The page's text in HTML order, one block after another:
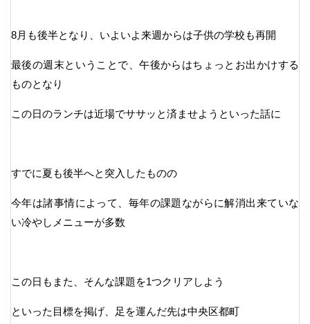
8月も後半となり、いよいよ来週からは子供の学校も再開
最後の週末ということで、午後からはちょっとお出かけする
ものとなり
この日のランチは近場でササッと済ませようといった話に
すでに夏も後半へと突入したものの
今年は諸事情によって、毎年の課題ながらに解消出来ていな
い冷やしメニューが多数
この日もまた、そんな課題を1つクリアしよう
といった目標を掲げ、足を運んだ先は中央区都町